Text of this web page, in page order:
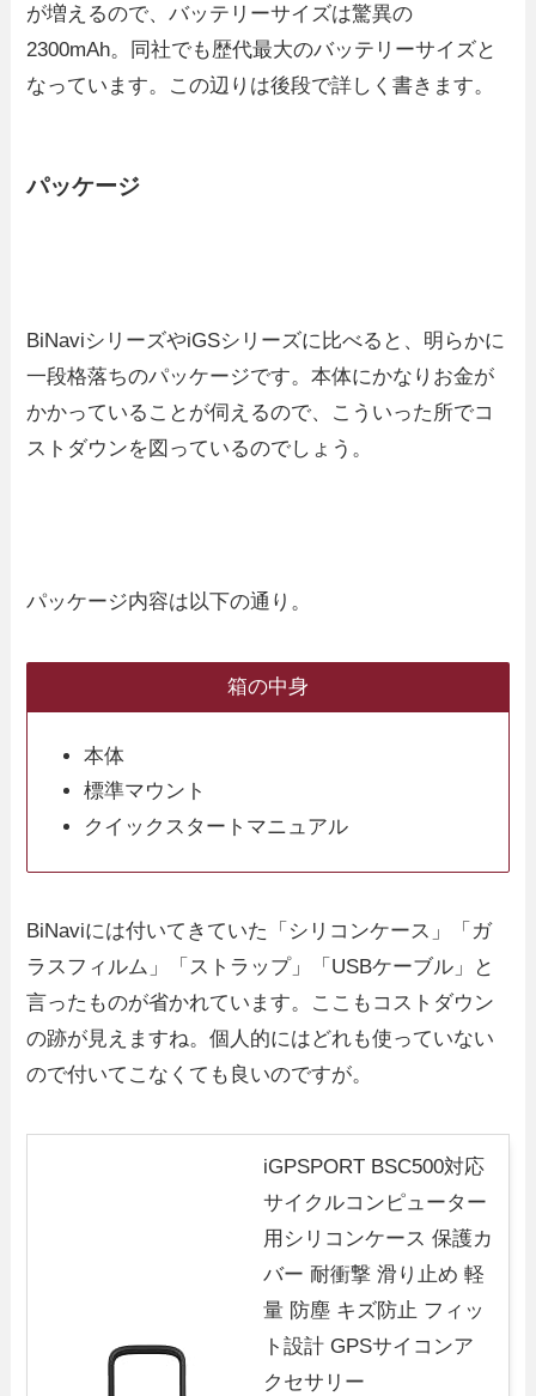
が増えるので、バッテリーサイズは驚異の
2300mAh。同社でも歴代最大のバッテリーサイズと
なっています。この辺りは後段で詳しく書きます。
パッケージ
BiNaviシリーズやiGSシリーズに比べると、明らかに
一段格落ちのパッケージです。本体にかなりお金が
かかっていることが伺えるので、こういった所でコ
ストダウンを図っているのでしょう。
パッケージ内容は以下の通り。
箱の中身
本体
標準マウント
クイックスタートマニュアル
BiNaviには付いてきていた「シリコンケース」「ガ
ラスフィルム」「ストラップ」「USBケーブル」と
言ったものが省かれています。ここもコストダウン
の跡が見えますね。個人的にはどれも使っていない
ので付いてこなくても良いのですが。
iGPSPORT BSC500対応
サイクルコンピューター
用シリコンケース 保護カ
バー 耐衝撃 滑り止め 軽
量 防塵 キズ防止 フィッ
ト設計 GPSサイコンア
クセサリー